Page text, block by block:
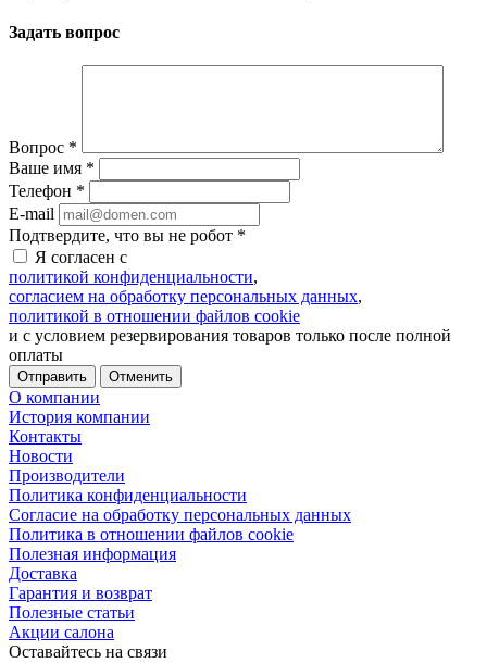
Задать вопрос
Вопрос *
Ваше имя *
Телефон *
E-mail
Подтвердите, что вы не робот *
Я согласен с
политикой конфиденциальности,
согласием на обработку персональных данных,
политикой в отношении файлов cookie
и с условием резервирования товаров только после полной
оплаты
Отменить
О компании
История компании
Контакты
Новости
Производители
Политика конфиденциальности
Согласие на обработку персональных данных
Политика в отношении файлов cookie
Полезная информация
Доставка
Гарантия и возврат
Полезные статьи
Акции салона
Оставайтесь на связи